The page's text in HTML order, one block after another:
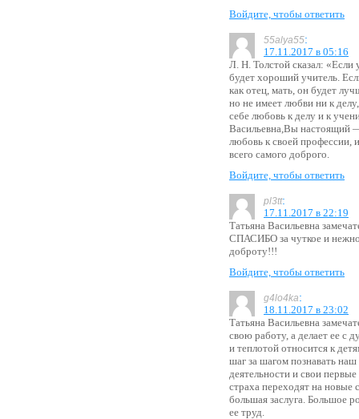
Войдите, чтобы ответить
55alya55:
17.11.2017 в 05:16
Л. Н. Толстой сказал: «Если
будет хороший учитель.
как отец, мать, он будет
но не имеет любви ни к
себе любовь к делу и к
Васильевна,Вы настоящий
любовь к своей профессии,
всего самого доброго.
Войдите, чтобы ответить
pl3tt:
17.11.2017 в 22:19
Татьяна Васильевна
СПАСИБО за чуткое и
доброту!!!
Войдите, чтобы ответить
g4lo4ka:
18.11.2017 в 23:02
Татьяна Васильевна
свою работу, а делает ее с
и теплотой относится к
шаг за шагом познавать
деятельности и свои
страха переходят на новые
большая заслуга. Большое
ее труд.